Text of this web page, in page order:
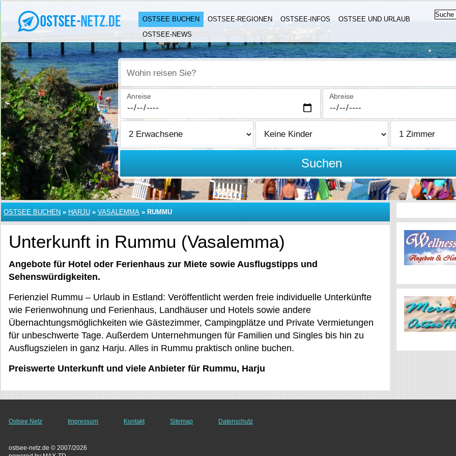
OSTSEE BUCHEN OSTSEE-REGIONEN OSTSEE-INFOS
OSTSEE UND URLAUB
OSTSEE-NEWS
Wohin reisen Sie?
Anreise Abreise
Suchen
OSTSEE BUCHEN » HARJU » VASALEMMA » RUMMU
Unterkunft in Rummu (Vasalemma)
Angebote für Hotel oder Ferienhaus zur Miete sowie Ausflugstipps und
Sehenswürdigkeiten.
Ferienziel Rummu – Urlaub in Estland: Veröffentlicht werden freie individuelle Unterkünfte
wie Ferienwohnung und Ferienhaus, Landhäuser und Hotels sowie andere
Übernachtungsmöglichkeiten wie Gästezimmer, Campingplätze und Private Vermietungen
für unbeschwerte Tage. Außerdem Unternehmungen für Familien und Singles bis hin zu
Ausflugszielen in ganz Harju. Alles in Rummu praktisch online buchen.
Preiswerte Unterkunft und viele Anbieter für Rummu, Harju
Ostsee Netz Impressum Kontakt Sitemap Datenschutz
ostsee-netz.de © 2007/2026